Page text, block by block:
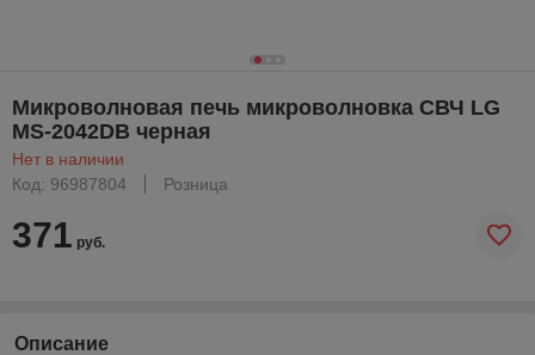
Микроволновая печь микроволновка СВЧ LG
MS-2042DB черная
Нет в наличии
Код: 96987804
Розница
371 руб.
Описание